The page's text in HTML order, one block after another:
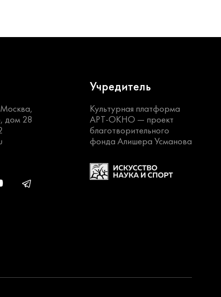
дом 28
Учредитель
Культурная платформа
АРТ-ОКНО — проект
благотворительного
фонда Алишера Усманова